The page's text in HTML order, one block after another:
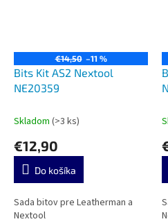
€14,50 –11 %
Bits Kit AS2 Nextool
NE20359
Skladom (>3 ks)
€12,90
Do košíka
Sada bitov pre Leatherman a
Nextool